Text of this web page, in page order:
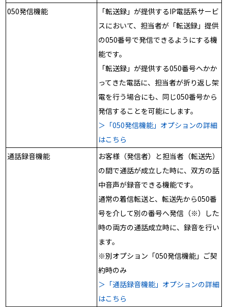
050発信機能
「転送録」が提供するIP電話系サービ
スにおいて、担当者が「転送録」提供
の050番号で発信できるようにする機
能です。
「転送録」が提供する050番号へかか
ってきた電話に、担当者が折り返し架
電を行う場合にも、同じ050番号から
発信することを可能にします。
＞「050発信機能」オプションの詳細
はこちら
通話録音機能
お客様（発信者）と担当者（転送先）
の間で通話が成立した時に、双方の話
中音声が録音できる機能です。
通常の着信転送と、転送先から050番
号を介して別の番号へ発信（※）した
時の両方の通話成立時に、録音を行い
ます。
※別オプション「050発信機能」ご契
約時のみ
＞「通話録音機能」オプションの詳細
はこちら